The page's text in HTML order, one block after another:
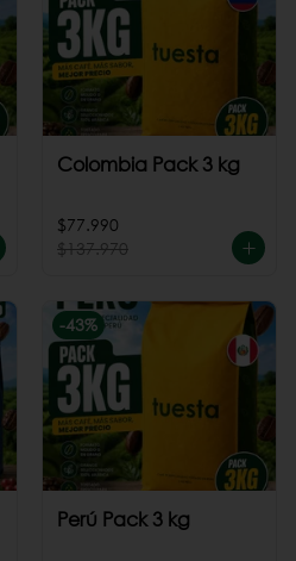
Colombia Pack 3 kg
$77.990
$137.970
-43%
Perú Pack 3 kg